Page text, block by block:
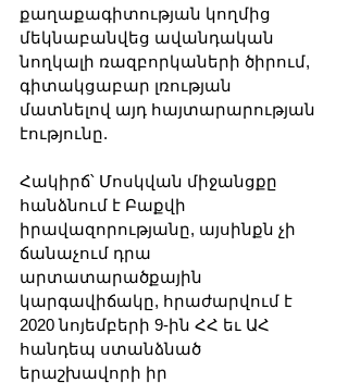
քաղաքագիտության կողմից
մեկնաբանվեց ավանդական
նողկալի ռազբորկաների ծիրում,
գիտակցաբար լռության
մատնելով այդ հայտարարության
էությունը.
Հակիրճ՝ Մոսկվան միջանցքը
հանձնում է Բաքվի
իրավազորությանը, այսինքն չի
ճանաչում դրա
արտատարածքային
կարգավիճակը, հրաժարվում է
2020 նոյեմբերի 9-ին ՀՀ եւ ԱՀ
հանդեպ ստանձնած
երաշխավորի իր